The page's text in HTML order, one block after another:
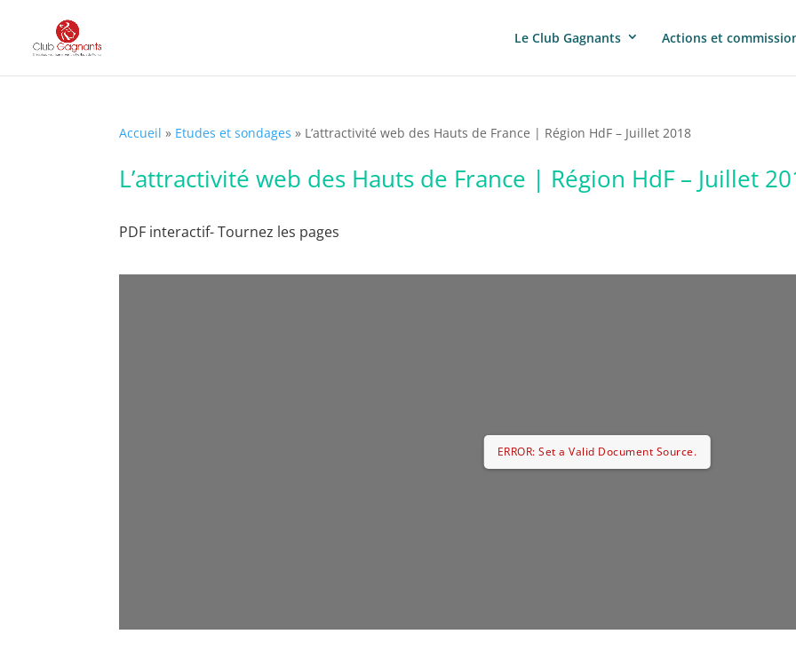
Le Club Gagnants Actions et
Accueil » Etudes et sondages » L’attractivité web des Hauts de France | Région HdF – Juillet 2018
L’attractivité web des Hauts de France | Région HdF – Juillet
PDF interactif- Tournez les pages
ERROR: Set a Valid Document Source.